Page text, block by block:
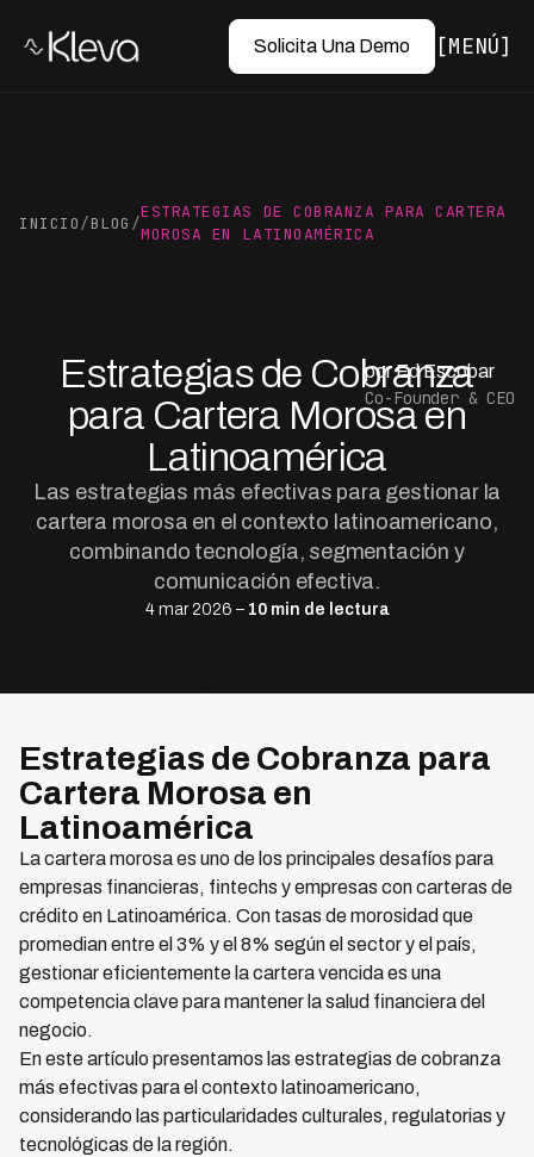
Solicita Una Demo MENÚ
INICIO/BLOG /
ESTRATEGIAS DE COBRANZA PARA CARTERA
MOROSA EN LATINOAMÉRICA
Estrategias de Cobranza
para Cartera Morosa en
Latinoamérica
Las estrategias más efectivas para gestionar la
cartera morosa en el contexto latinoamericano,
combinando tecnología, segmentación y
comunicación efectiva.
4 mar 2026 – 10 min de lectura
por Ed Escobar
Co-Founder & CEO
Estrategias de Cobranza para
Cartera Morosa en
Latinoamérica
La cartera morosa es uno de los principales desafíos para
empresas financieras, fintechs y empresas con carteras de
crédito en Latinoamérica. Con tasas de morosidad que
promedian entre el 3% y el 8% según el sector y el país,
gestionar eficientemente la cartera vencida es una
competencia clave para mantener la salud financiera del
negocio.
En este artículo presentamos las estrategias de cobranza
más efectivas para el contexto latinoamericano,
considerando las particularidades culturales, regulatorias y
tecnológicas de la región.